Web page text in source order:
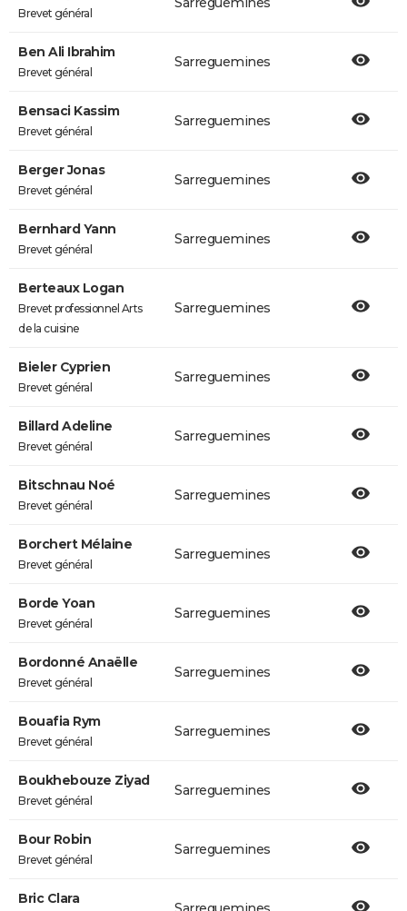
Brevet général
Ben Ali Ibrahim
Brevet général
Sarreguemines
Bensaci Kassim
Brevet général
Sarreguemines
Berger Jonas
Brevet général
Sarreguemines
Bernhard Yann
Brevet général
Sarreguemines
Berteaux Logan
Brevet professionnel Arts
de la cuisine
Sarreguemines
Bieler Cyprien
Brevet général
Sarreguemines
Billard Adeline
Brevet général
Sarreguemines
Bitschnau Noé
Brevet général
Sarreguemines
Borchert Mélaine
Brevet général
Sarreguemines
Borde Yoan
Brevet général
Sarreguemines
Bordonné Anaëlle
Brevet général
Sarreguemines
Bouafia Rym
Brevet général
Sarreguemines
Boukhebouze Ziyad
Brevet général
Sarreguemines
Bour Robin
Brevet général
Sarreguemines
Bric Clara